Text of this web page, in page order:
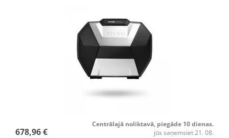
678,96 €
Centrālajā noliktavā, piegāde 10 dienas.
jūs saņemsiet 21. 08.